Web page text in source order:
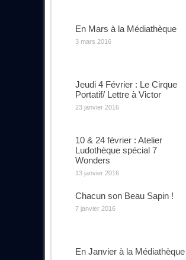
En Mars à la Médiathèque
3 mars 2016
Jeudi 4 Février : Le Cirque
Portatif/ Lettre à Victor
23 janvier 2016
10 & 24 février : Atelier
Ludothèque spécial 7
Wonders
13 janvier 2016
Chacun son Beau Sapin !
7 janvier 2016
En Janvier à la Médiathèque